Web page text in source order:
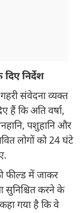
निर्देश
संवेदना व्यक्त
हैं कि अति वर्षा,
पशुहानि और
लोगों को 24 घंटे
फील्ड में जाकर
सुनिश्चित करने के
गया है कि वे